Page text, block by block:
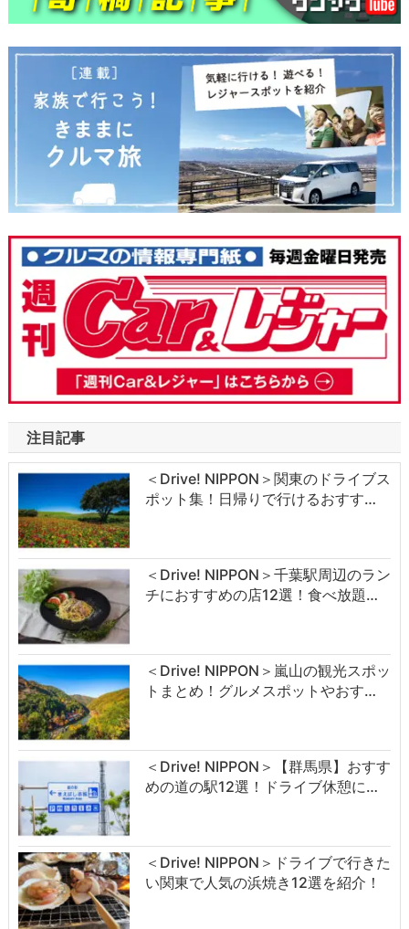
注目記事
＜Drive! NIPPON＞関東のドライブス
ポット集！日帰りで行けるおすす…
＜Drive! NIPPON＞千葉駅周辺のラン
チにおすすめの店12選！食べ放題…
＜Drive! NIPPON＞嵐山の観光スポッ
トまとめ！グルメスポットやおす…
＜Drive! NIPPON＞【群馬県】おすす
めの道の駅12選！ドライブ休憩に…
＜Drive! NIPPON＞ドライブで行きた
い関東で人気の浜焼き12選を紹介！